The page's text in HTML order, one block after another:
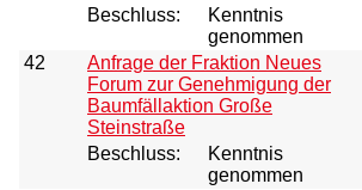
Beschluss:
Kenntnis
genommen
42
Anfrage der Fraktion Neues
Forum zur Genehmigung der
Baumfällaktion Große
Steinstraße
Beschluss:
Kenntnis
genommen